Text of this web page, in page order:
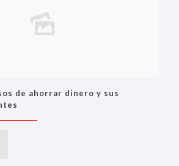
de ahorrar dinero y sus